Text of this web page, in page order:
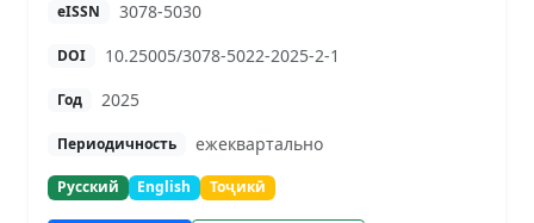
eISSN 3078-5030
DOI 10.25005/3078-5022-2025-2-1
Год 2025
Периодичность ежеквартально
Русский English Тоҷикӣ